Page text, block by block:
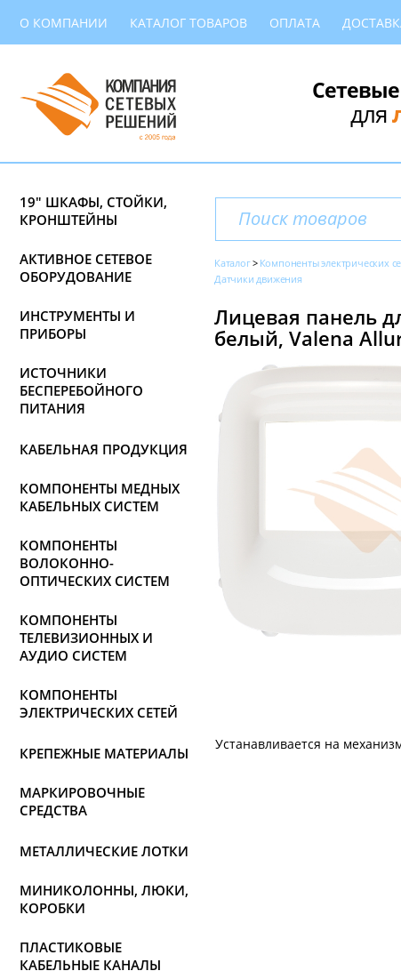
О КОМПАНИИ КАТАЛОГ ТОВАРОВ ОПЛАТА
для
19" ШКАФЫ, СТОЙКИ,
КРОНШТЕЙНЫ
АКТИВНОЕ СЕТЕВОЕ
ОБОРУДОВАНИЕ
ИНСТРУМЕНТЫ И
ПРИБОРЫ
ИСТОЧНИКИ
БЕСПЕРЕБОЙНОГО
ПИТАНИЯ
КАБЕЛЬНАЯ ПРОДУКЦИЯ
КОМПОНЕНТЫ МЕДНЫХ
КАБЕЛЬНЫХ СИСТЕМ
КОМПОНЕНТЫ
ВОЛОКОННО-
ОПТИЧЕСКИХ СИСТЕМ
КОМПОНЕНТЫ
ТЕЛЕВИЗИОННЫХ И
АУДИО СИСТЕМ
КОМПОНЕНТЫ
ЭЛЕКТРИЧЕСКИХ СЕТЕЙ
КРЕПЕЖНЫЕ МАТЕРИАЛЫ
МАРКИРОВОЧНЫЕ
СРЕДСТВА
МЕТАЛЛИЧЕСКИЕ ЛОТКИ
МИНИКОЛОННЫ, ЛЮКИ,
КОРОБКИ
ПЛАСТИКОВЫЕ
КАБЕЛЬНЫЕ КАНАЛЫ
Каталог Компоненты электрических
Датчики движения
Лицевая панель
белый, Valena
Устанавливается на